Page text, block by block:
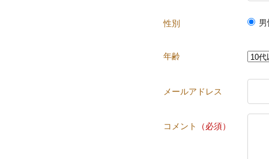
性別
年齢
メールアドレス
コメント （必須）